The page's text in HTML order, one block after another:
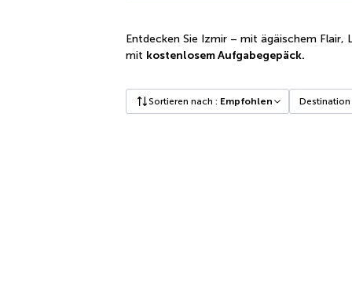
Entdecken Sie Izmir – mit ägäischem Flair,
mit kostenlosem Aufgabegepäck.
Sortieren nach : Empfohlen Destination